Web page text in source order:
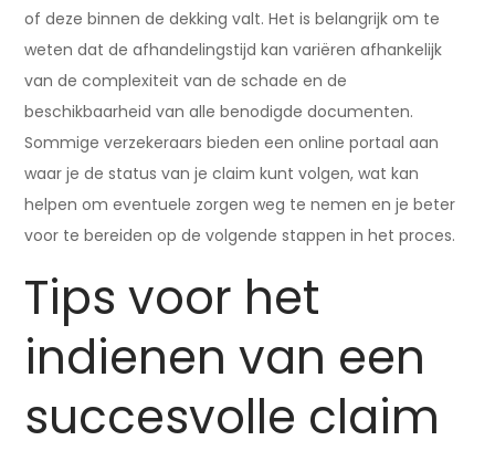
of deze binnen de dekking valt. Het is belangrijk om te
weten dat de afhandelingstijd kan variëren afhankelijk
van de complexiteit van de schade en de
beschikbaarheid van alle benodigde documenten.
Sommige verzekeraars bieden een online portaal aan
waar je de status van je claim kunt volgen, wat kan
helpen om eventuele zorgen weg te nemen en je beter
voor te bereiden op de volgende stappen in het proces.
Tips voor het
indienen van een
succesvolle claim